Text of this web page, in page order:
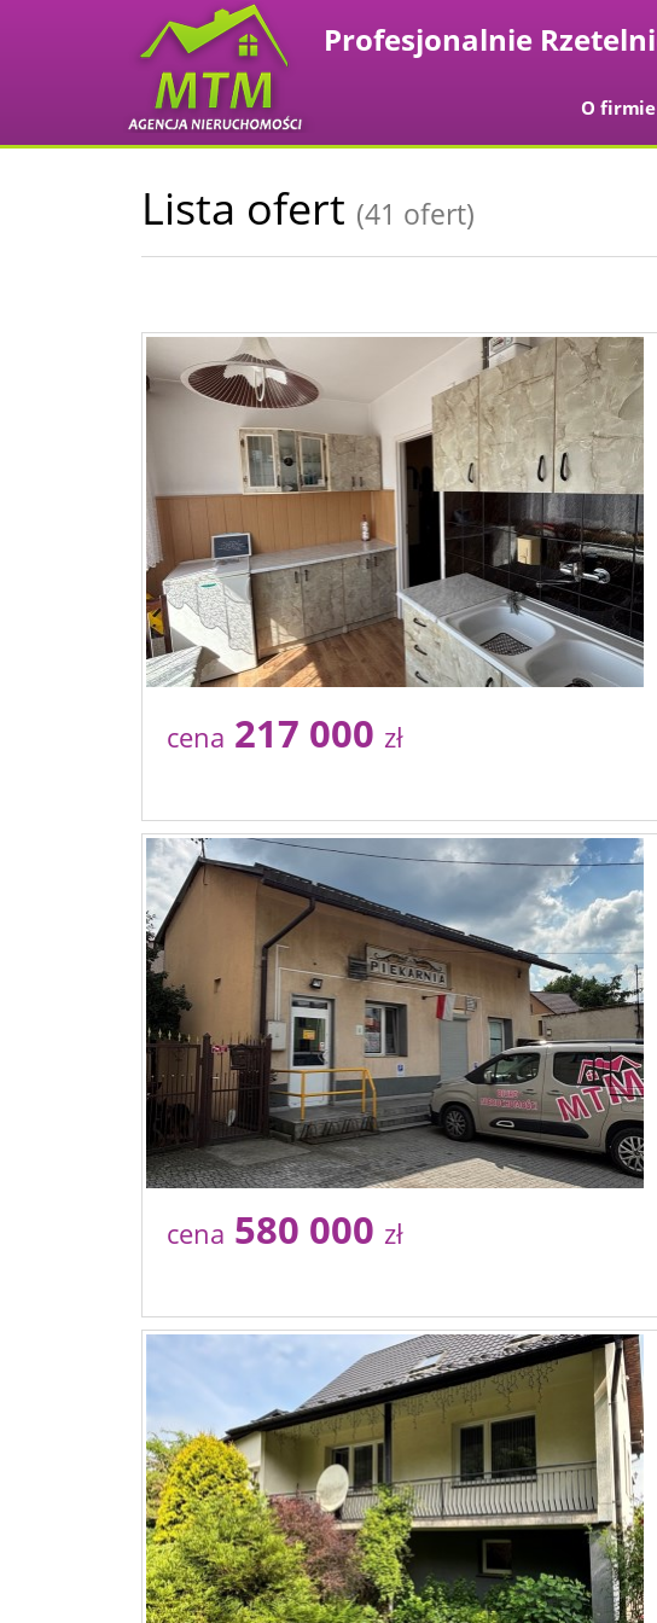
O firmie
Lista ofert (41 ofert)
cena 217 000 zł
cena 580 000 zł